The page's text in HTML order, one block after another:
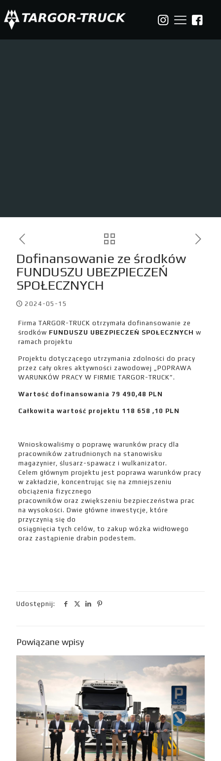
Dofinansowanie ze środków
FUNDUSZU UBEZPIECZEŃ
SPOŁECZNYCH
2024-05-15
Firma TARGOR-TRUCK otrzymała dofinansowanie ze
środków FUNDUSZU UBEZPIECZEŃ SPOŁECZNYCH w
ramach projektu
Projektu dotyczącego utrzymania zdolności do pracy
przez cały okres aktywności zawodowej „POPRAWA
WARUNKÓW PRACY W FIRMIE TARGOR-TRUCK”.
Wartość dofinansowania 79 490,48 PLN
Całkowita wartość projektu 118 658 ,10 PLN
Wnioskowaliśmy o poprawę warunków pracy dla
pracowników zatrudnionych na stanowisku
magazynier, ślusarz-spawacz i wulkanizator.
Celem głównym projektu jest poprawa warunków pracy
w zakładzie, koncentrując się na zmniejszeniu
obciążenia fizycznego
pracowników oraz zwiększeniu bezpieczeństwa prac
na wysokości. Dwie główne inwestycje, które
przyczynią się do
osiągnięcia tych celów, to zakup wózka widłowego
oraz zastąpienie drabin podestem.
Udostępnij:
Powiązane wpisy